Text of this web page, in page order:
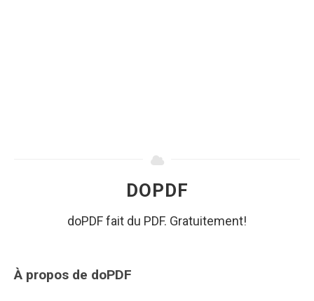
DOPDF
doPDF fait du PDF. Gratuitement!
À propos de doPDF